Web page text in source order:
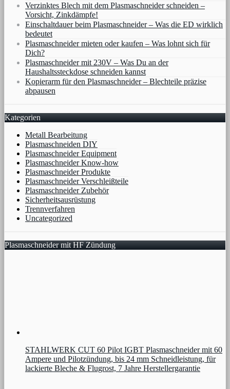
Verzinktes Blech mit dem Plasmaschneider schneiden –
Vorsicht, Zinkdämpfe!
Einschaltdauer beim Plasmaschneider – Was die ED wirklich
bedeutet
Plasmaschneider mieten oder kaufen – Was lohnt sich für
Dich?
Plasmaschneider mit 230V – Was Du an der
Haushaltssteckdose schneiden kannst
Kopierarm für den Plasmaschneider – Blechteile präzise
abpausen
Kategorien
Metall Bearbeitung
Plasmaschneiden DIY
Plasmaschneider Equipment
Plasmaschneider Know-how
Plasmaschneider Produkte
Plasmaschneider Verschleißteile
Plasmaschneider Zubehör
Sicherheitsausrüstung
Trennverfahren
Uncategorized
Plasmaschneider mit HF Zündung
STAHLWERK CUT 60 Pilot IGBT Plasmaschneider mit 60
Ampere und Pilotzündung, bis 24 mm Schneidleistung, für
lackierte Bleche & Flugrost, 7 Jahre Herstellergarantie